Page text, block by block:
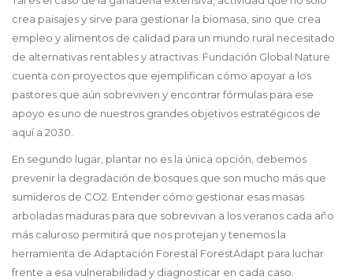
crea paisajes y sirve para gestionar la biomasa, sino que crea
empleo y alimentos de calidad para un mundo rural necesitado
de alternativas rentables y atractivas. Fundación Global Nature
cuenta con proyectos que ejemplifican cómo apoyar a los
pastores que aún sobreviven y encontrar fórmulas para ese
apoyo es uno de nuestros grandes objetivos estratégicos de
aquí a 2030.
En segundo lugar, plantar no es la única opción, debemos
prevenir la degradación de bosques que son mucho más que
sumideros de CO2. Entender cómo gestionar esas masas
arboladas maduras para que sobrevivan a los veranos cada año
más caluroso permitirá que nos protejan y tenemos la
herramienta de Adaptación Forestal ForestAdapt para luchar
frente a esa vulnerabilidad y diagnosticar en cada caso.